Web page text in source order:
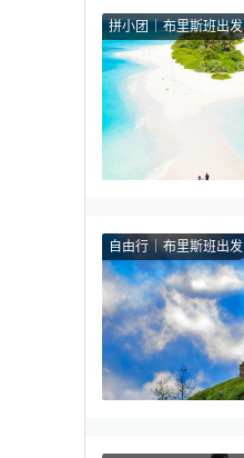
拼小团 布里斯班出发
自由行 布里斯班出发